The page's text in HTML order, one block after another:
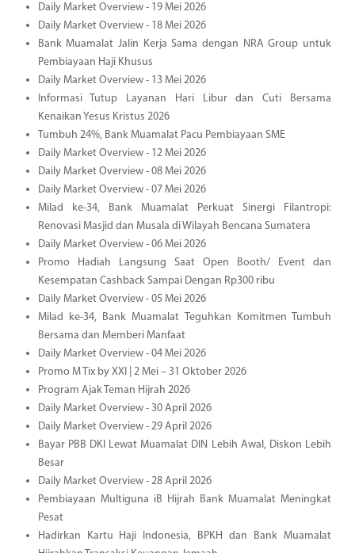
Daily Market Overview - 19 Mei 2026
Daily Market Overview - 18 Mei 2026
Bank Muamalat Jalin Kerja Sama dengan NRA Group untuk
Pembiayaan Haji Khusus
Daily Market Overview - 13 Mei 2026
Informasi Tutup Layanan Hari Libur dan Cuti Bersama
Kenaikan Yesus Kristus 2026
Tumbuh 24%, Bank Muamalat Pacu Pembiayaan SME
Daily Market Overview - 12 Mei 2026
Daily Market Overview - 08 Mei 2026
Daily Market Overview - 07 Mei 2026
Milad ke-34, Bank Muamalat Perkuat Sinergi Filantropi:
Renovasi Masjid dan Musala di Wilayah Bencana Sumatera
Daily Market Overview - 06 Mei 2026
Promo Hadiah Langsung Saat Open Booth/ Event dan
Kesempatan Cashback Sampai Dengan Rp300 ribu
Daily Market Overview - 05 Mei 2026
Milad ke-34, Bank Muamalat Teguhkan Komitmen Tumbuh
Bersama dan Memberi Manfaat
Daily Market Overview - 04 Mei 2026
Promo M Tix by XXI | 2 Mei – 31 Oktober 2026
Program Ajak Teman Hijrah 2026
Daily Market Overview - 30 April 2026
Daily Market Overview - 29 April 2026
Bayar PBB DKI Lewat Muamalat DIN Lebih Awal, Diskon Lebih
Besar
Daily Market Overview - 28 April 2026
Pembiayaan Multiguna iB Hijrah Bank Muamalat Meningkat
Pesat
Hadirkan Kartu Haji Indonesia, BPKH dan Bank Muamalat